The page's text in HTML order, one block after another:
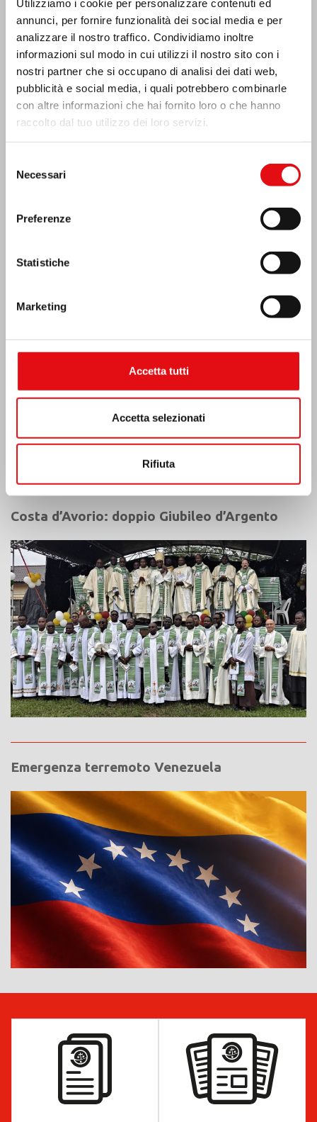
Utilizziamo i cookie per personalizzare contenuti ed
annunci, per fornire funzionalità dei social media e per
analizzare il nostro traffico. Condividiamo inoltre
informazioni sul modo in cui utilizzi il nostro sito con i
nostri partner che si occupano di analisi dei dati web,
pubblicità e social media, i quali potrebbero combinarle
con altre informazioni che hai fornito loro o che hanno
raccolto dal tuo utilizzo dei loro servizi.
delNecessari
Preferenze
Statistiche
Marketing
Accetta tutti
Accetta selezionati
Rifiuta
“Lumen Carmeli”
Costa d’Avorio: doppio Giubileo d’Argento
Emergenza terremoto Venezuela